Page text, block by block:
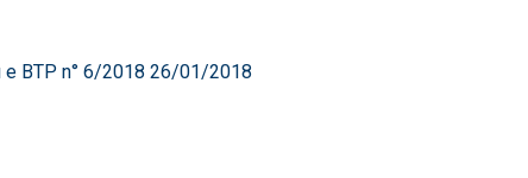
e BTP n° 6/2018 26/01/2018